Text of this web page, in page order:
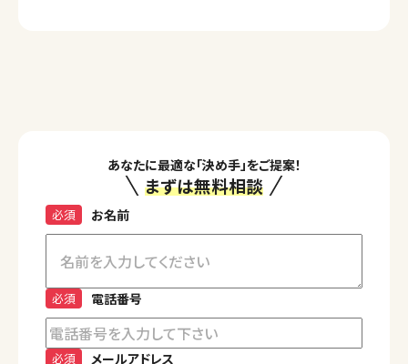
あなたに最適な「決め手」をご提案！
まずは無料相談
お名前
必須
電話番号
必須
メールアドレス
必須